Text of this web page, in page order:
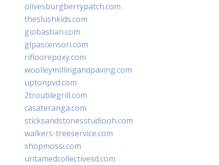
olivesburgberrypatch.com
theslushkids.com
giobastian.com
glpascensori.com
rifloorepoxy.com
woolleymillingandpaving.com
uptonpvd.com
2troublegrill.com
casateranga.com
sticksandstonesstudiooh.com
walkers-treeservice.com
shopmossi.com
untamedcollectivesd.com